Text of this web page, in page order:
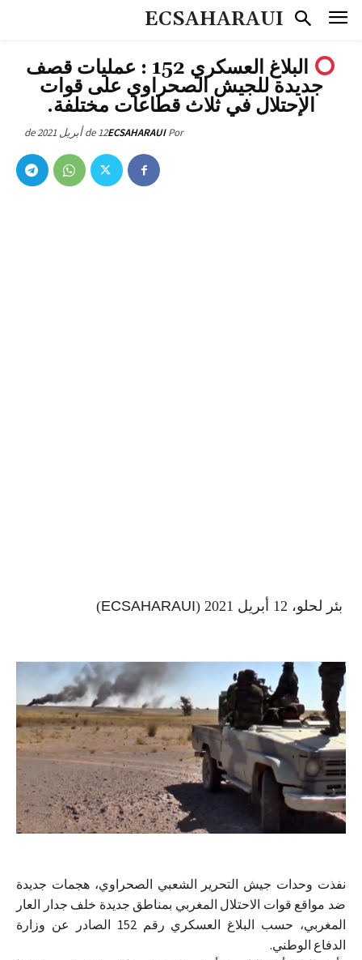
ECSAHARAUI
البلاغ العسكري 152 : عمليات قصف
جديدة للجيش الصحراوي على قوات
الإحتلال في ثلاث قطاعات مختلفة.
Por
ECSAHARAUI12 de أبريل de 2021
بئر لحلو، 12 أبريل 2021 ( ECSAHARAUI
)
نفذت وحدات جيش التحرير الشعبي الصحراوي، هجمات جديدة
ضد مواقع قوات الاحتلال المغربي بمناطق جديدة خلف جدار العار
المغربي، حسب البلاغ العسكري رقم 152 الصادر عن وزارة
الدفاع الوطني.